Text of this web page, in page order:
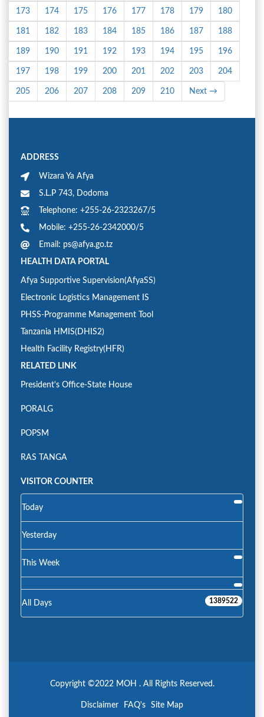
173 174 175 176 177 178 179 180
181 182 183 184 185 186 187 188
189 190 191 192 193 194 195 196
197 198 199 200 201 202 203 204
205 206 207 208 209 210 Next →
ADDRESS
Wizara Ya Afya
S.L.P 743, Dodoma
Telephone: +255-26-2323267/5
Mobile: +255-26-2342000/5
Email: ps@afya.go.tz
HEALTH DATA PORTAL
Afya Supportive Supervision(AfyaSS)
Electronic Logistics Management IS
PHSS-Programme Management Tool
Tanzania HMIS(DHIS2)
Health Facility Registry(HFR)
RELATED LINK
President's Office-State House
PORALG
POPSM
RAS TANGA
VISITOR COUNTER
Today
Yesterday
This Week
All Days 1389522
Copyright ©2022 MOH . All Rights Reserved.
Disclaimer FAQ's Site Map